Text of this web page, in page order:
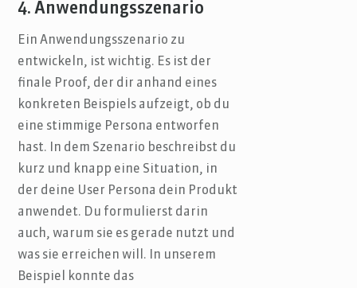
4. Anwendungsszenario
Ein Anwendungsszenario zu
entwickeln, ist wichtig. Es ist der
finale Proof, der dir anhand eines
konkreten Beispiels aufzeigt, ob du
eine stimmige Persona entworfen
hast. In dem Szenario beschreibst du
kurz und knapp eine Situation, in
der deine User Persona dein Produkt
anwendet. Du formulierst darin
auch, warum sie es gerade nutzt und
was sie erreichen will. In unserem
Beispiel konnte das